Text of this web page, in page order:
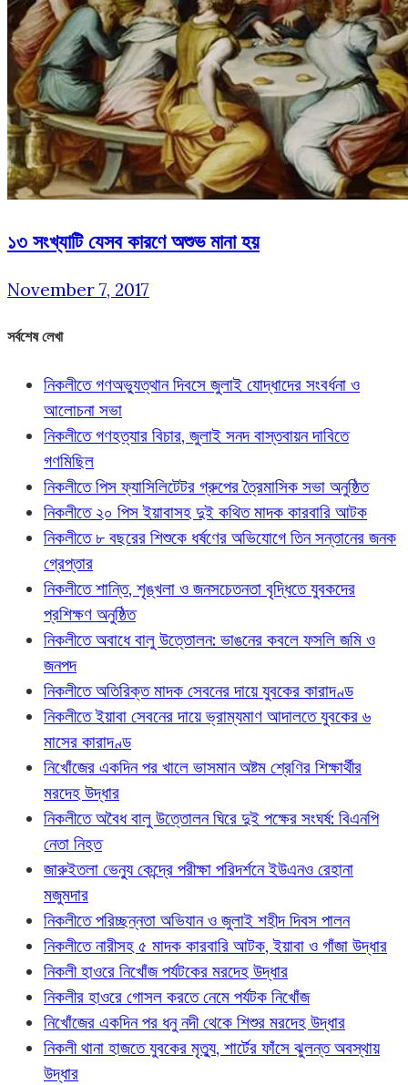
১৩ সংখ্যাটি যেসব কারণে অশুভ মানা হয়
November 7, 2017
সর্বশেষ লেখা
নিকলীতে গণঅভ্যুত্থান দিবসে জুলাই যোদ্ধাদের সংবর্ধনা ও
আলোচনা সভা
নিকলীতে গণহত্যার বিচার, জুলাই সনদ বাস্তবায়ন দাবিতে
গণমিছিল
নিকলীতে পিস ফ্যাসিলিটেটর গ্রুপের ত্রৈমাসিক সভা অনুষ্ঠিত
নিকলীতে ২০ পিস ইয়াবাসহ দুই কথিত মাদক কারবারি আটক
নিকলীতে ৮ বছরের শিশুকে ধর্ষণের অভিযোগে তিন সন্তানের জনক
গ্রেপ্তার
নিকলীতে শান্তি, শৃঙ্খলা ও জনসচেতনতা বৃদ্ধিতে যুবকদের
প্রশিক্ষণ অনুষ্ঠিত
নিকলীতে অবাধে বালু উত্তোলন: ভাঙনের কবলে ফসলি জমি ও
জনপদ
নিকলীতে অতিরিক্ত মাদক সেবনের দায়ে যুবকের কারাদণ্ড
নিকলীতে ইয়াবা সেবনের দায়ে ভ্রাম্যমাণ আদালতে যুবকের ৬
মাসের কারাদণ্ড
নিখোঁজের একদিন পর খালে ভাসমান অষ্টম শ্রেণির শিক্ষার্থীর
মরদেহ উদ্ধার
নিকলীতে অবৈধ বালু উত্তোলন ঘিরে দুই পক্ষের সংঘর্ষ: বিএনপি
নেতা নিহত
জারুইতলা ভেন্যু কেন্দ্রে পরীক্ষা পরিদর্শনে ইউএনও রেহানা
মজুমদার
নিকলীতে পরিচ্ছন্নতা অভিযান ও জুলাই শহীদ দিবস পালন
নিকলীতে নারীসহ ৫ মাদক কারবারি আটক, ইয়াবা ও গাঁজা উদ্ধার
নিকলী হাওরে নিখোঁজ পর্যটকের মরদেহ উদ্ধার
নিকলীর হাওরে গোসল করতে নেমে পর্যটক নিখোঁজ
নিখোঁজের একদিন পর ধনু নদী থেকে শিশুর মরদেহ উদ্ধার
নিকলী থানা হাজতে যুবকের মৃত্যু, শার্টের ফাঁসে ঝুলন্ত অবস্থায়
উদ্ধার